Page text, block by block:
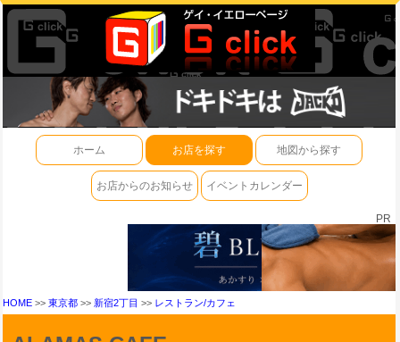
ホーム お店を探す 地図から探す
お店からのお知らせ イベントカレンダー
PR
HOME >> 東京都 >> 新宿2丁目 >> レストラン/カフェ